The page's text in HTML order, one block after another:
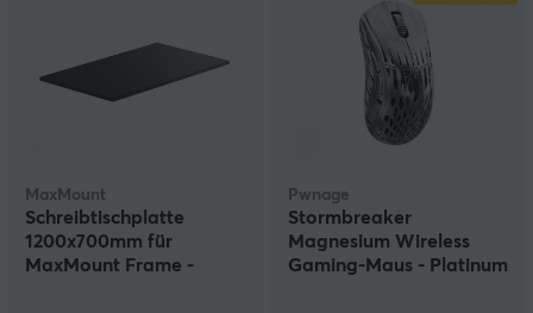
MaxMount
Schreibtischplatte
1200x700mm für
MaxMount Frame -
Pwnage
Stormbreaker
Magnesium Wireless
Gaming-Maus - Platinum